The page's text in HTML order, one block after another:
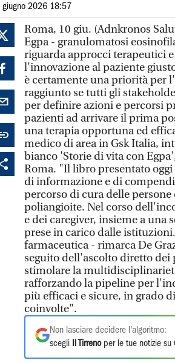
giugno 2026 18:57
Roma, 10 giu. (Adnkronos
Egpa - granulomatosi
riguarda approcci terapeutici
l'innovazione al paziente
è certamente una priorità per
raggiunto se tutti gli
per definire azioni e percorsi
pazienti ad arrivare il prima
una terapia opportuna ed
medico di area in Gsk Italia,
bianco 'Storie di vita con
Roma. "Il libro presentato
di informazione e di
percorso di cura delle
poliangioite. Nel corso
e dei caregiver, insieme a una
prese in carico dalle
farmaceutica - rimarca De
seguito dell'ascolto diretto dei
stimolare la
rafforzando la pipeline per
più efficaci e sicure, in grado
coinvolte".
Non lasciare decidere l'algoritmo:
scegli
Il Tirrenoper le tue notizie su